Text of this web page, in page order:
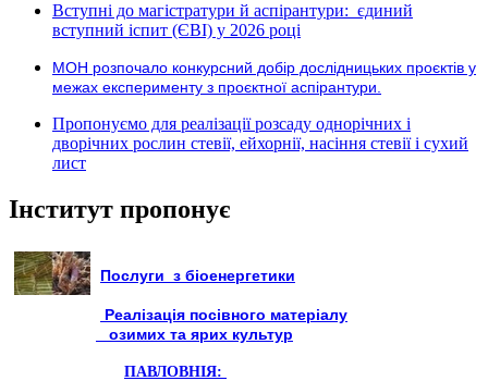
Вступні до магістратури й аспірантури: єдиний
вступний іспит (ЄВІ) у 2026 році
МОН розпочало конкурсний добір дослідницьких проєктів у
межах експерименту з проєктної аспірантури.
Пропонуємо для реалізації розсаду однорічних і
дворічних рослин стевії, ейхорнії, насіння стевії і сухий
лист
Інститут пропонує
Послуги з біоенергетики
Реалізація посівного матеріалу
озимих та ярих культур
ПАВЛОВНІЯ: